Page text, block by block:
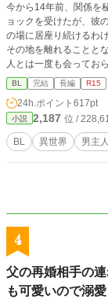
今から14年前、関係を
ョックを受けたが、彼
の場に居座り続けるわ
その地を離れることと
人とは一度も会ってお
事場に向かっているとい
気に入り登録ありがと
BL 完結 長編 R15
24h.ポイント 617pt
小説 2,187 位 /
BL 異世界 男主
4
父の再婚相手の
も可愛いので溺